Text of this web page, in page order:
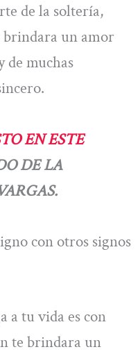
de la soltería,
brindara un amor
de muchas
EN ESTE
DE LA
con otros signos
a tu vida es con
te brindara un